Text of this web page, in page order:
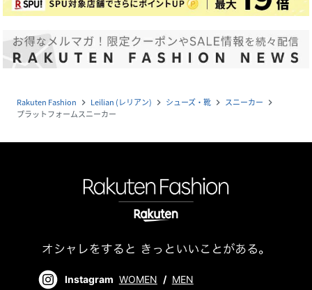
Rakuten Fashion navigate_next Leilian (レリアン) navigate_next シューズ・靴 navigate_next スニーカー navigate_next
プラットフォームスニーカー
Instagram WOMEN / MEN